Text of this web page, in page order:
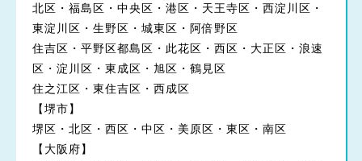
北区・福島区・中央区・港区・天王寺区・西淀川区・
東淀川区・生野区・城東区・阿倍野区
住吉区・平野区都島区・此花区・西区・大正区・浪速
区・淀川区・東成区・旭区・鶴見区
住之江区・東住吉区・西成区
【堺市】
堺区・北区・西区・中区・美原区・東区・南区
【大阪府】